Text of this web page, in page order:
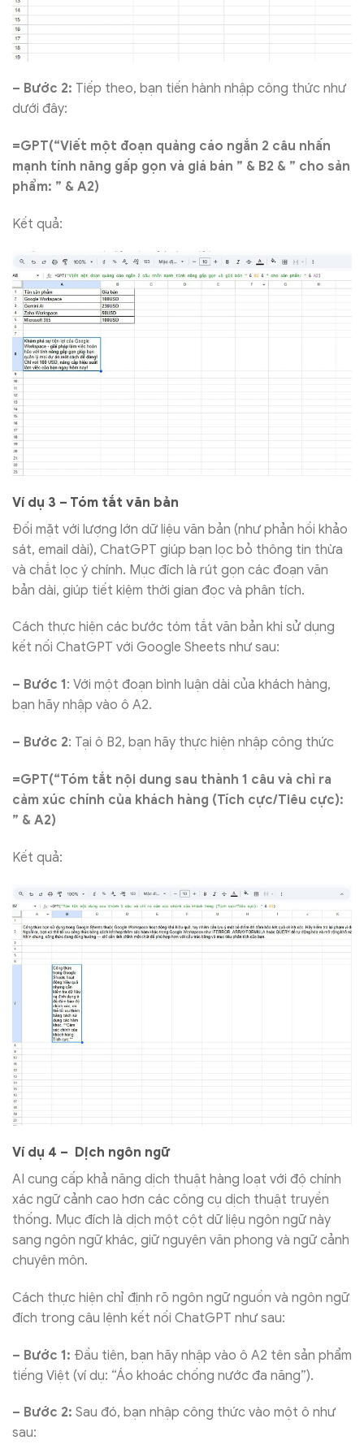
– Bước 2: Tiếp theo, bạn tiến hành nhập công thức như
dưới đây:
=GPT(“Viết một đoạn quảng cáo ngắn 2 câu nhấn
mạnh tính năng gấp gọn và giá bán ” & B2 & ” cho sản
phẩm: ” & A2)
Kết quả:
Ví dụ 3 – Tóm tắt văn bản
Đối mặt với lượng lớn dữ liệu văn bản (như phản hồi khảo
sát, email dài), ChatGPT giúp bạn lọc bỏ thông tin thừa
và chắt lọc ý chính. Mục đích là rút gọn các đoạn văn
bản dài, giúp tiết kiệm thời gian đọc và phân tích.
Cách thực hiện các bước tóm tắt văn bản khi sử dụng
kết nối ChatGPT với Google Sheets như sau:
– Bước 1: Với một đoạn bình luận dài của khách hàng,
bạn hãy nhập vào ô A2.
– Bước 2: Tại ô B2, bạn hãy thực hiện nhập công thức
=GPT(“Tóm tắt nội dung sau thành 1 câu và chỉ ra
cảm xúc chính của khách hàng (Tích cực/Tiêu cực):
” & A2)
Kết quả:
Ví dụ 4 – Dịch ngôn ngữ
AI cung cấp khả năng dịch thuật hàng loạt với độ chính
xác ngữ cảnh cao hơn các công cụ dịch thuật truyền
thống. Mục đích là dịch một cột dữ liệu ngôn ngữ này
sang ngôn ngữ khác, giữ nguyên văn phong và ngữ cảnh
chuyên môn.
Cách thực hiện chỉ định rõ ngôn ngữ nguồn và ngôn ngữ
đích trong câu lệnh kết nối ChatGPT như sau:
– Bước 1: Đầu tiên, bạn hãy nhập vào ô A2 tên sản phẩm
tiếng Việt (ví dụ: “Áo khoác chống nước đa năng”).
– Bước 2: Sau đó, bạn nhập công thức vào một ô như
sau: